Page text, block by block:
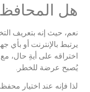
هل المحافظ
نعم، حيث إنه بتعريف
يرتبط بالإنترنت أو بأي
اختراقه على أيةِ حال، مع
يُصبح عرضة للخطر.
لذا فإنه عند اختيار